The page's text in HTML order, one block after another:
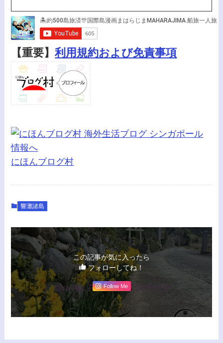
【重要】利用規約および免責事項
にほんブログ村
響灘諸島
この記事が気に入ったら
フォローしてね！
Follow Me